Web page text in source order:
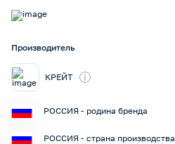
Производитель
КРЕЙТ i
РОССИЯ - родина бренда
РОССИЯ - страна производства